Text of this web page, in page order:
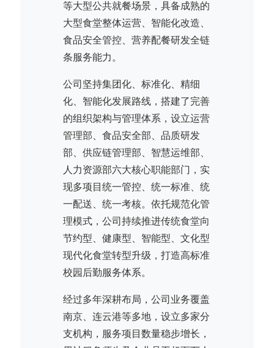
等大型公共就餐场景，具备成熟的
大型食堂整体运营、智能化改造、
食品安全管控、营养配餐研发全链
条服务能力。
公司坚持集团化、标准化、精细
化、智能化发展路线，搭建了完善
的组织架构与管理体系，设立运营
管理部、食品安全部、品质研发
部、供应链管理部、智慧运维部、
人力资源部六大核心职能部门，实
现多项目统一管控、统一标准、统
一配送、统一考核。依托规范化管
理模式，公司持续推进传统食堂向
节约型、健康型、智能型、文化型
现代化食堂转型升级，打造高标准
校园后勤服务体系。
经过多年深耕布局，公司业务覆盖
南京、连云港等多地，设立多家分
支机构，服务项目数量稳步增长，